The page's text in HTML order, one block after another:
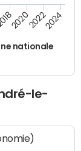
nationale
202020222024
le-